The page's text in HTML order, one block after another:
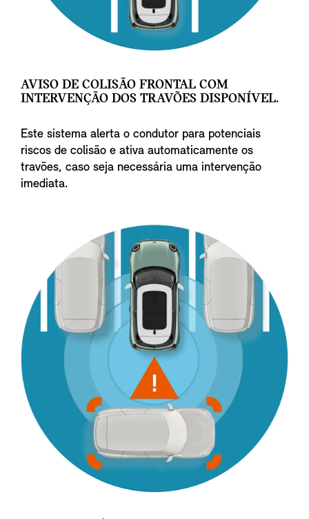
AVISO DE COLISÃO FRONTAL COM
INTERVENÇÃO DOS TRAVÕES DISPONÍVEL.
Este sistema alerta o condutor para potenciais
riscos de colisão e ativa automaticamente os
travões, caso seja necessária uma intervenção
imediata.